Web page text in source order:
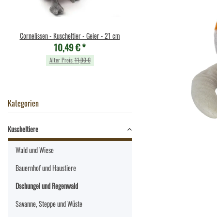
Cornelissen - Kuscheltier - Geier - 21 cm
10,49 €*
Alter Preis:11,90 €
Cornelissen - Kuscheltier -
11,90 €
Kategorien
Kuscheltiere
Wald und Wiese
Bauernhof und Haustiere
Dschungel und Regenwald
Savanne, Steppe und Wüste